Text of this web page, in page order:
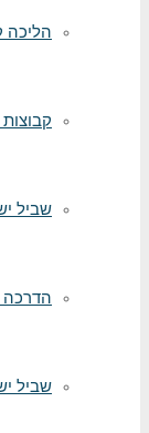
הליכה
שביל
הדרכה
שביל